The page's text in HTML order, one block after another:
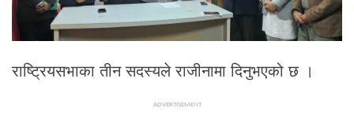
राष्ट्रियसभाका तीन सदस्यले राजीनामा दिनुभएको छ ।
ADVERTISEMENT